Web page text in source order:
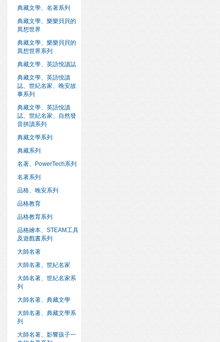
典藏文學、名著系列
典藏文學、樂樂貝貝的
異想世界
典藏文學、樂樂貝貝的
異想世界系列
典藏文學、英語悅讀誌
典藏文學、英語悅讀
誌、世紀名家、晚安故
事系列
典藏文學、英語悅讀
誌、世紀名家、自然發
音拼讀系列
典藏文學系列
典藏系列
名著、PowerTech系列
名著系列
品格、晚安系列
品格教育
品格教育系列
品格繪本、STEAM工具
及遊戲書系列
大師名著
大師名著、世紀名家
大師名著、世紀名家系
列
大師名著、典藏文學
大師名著、典藏文學系
列
大師名著、影響孩子一